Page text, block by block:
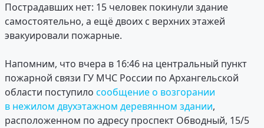
Пострадавших нет: 15 человек покинули здание
самостоятельно, а ещё двоих с верхних этажей
эвакуировали пожарные.
Напомним, что вчера в 16:46 на центральный пункт
пожарной связи ГУ МЧС России по Архангельской
области поступило сообщение о возгорании
в нежилом двухэтажном деревянном здании,
расположенном по адресу проспект Обводный, 15/5